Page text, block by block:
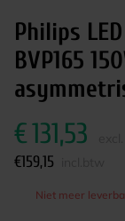
Philips
BVP165
€131,53
€159,15
Niet meer